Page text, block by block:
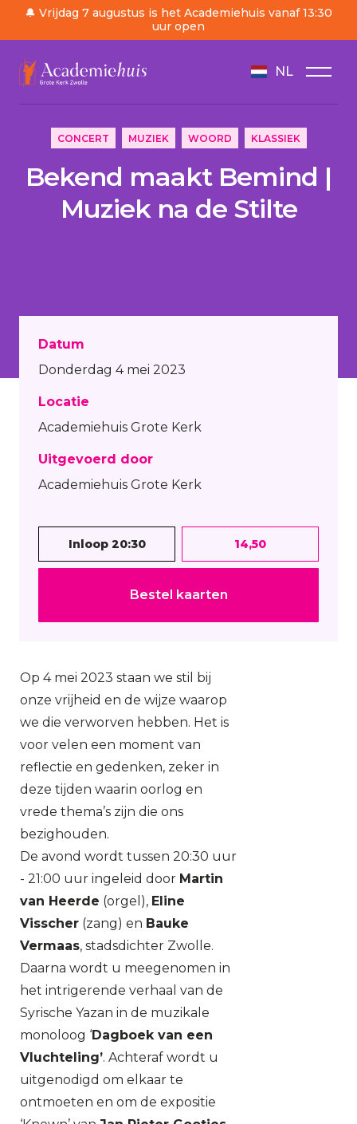
🔔 Vrijdag 7 augustus is het Academiehuis vanaf 13:30
uur open
NL
/
Agenda
CONCERT MUZIEK WOORD KLASSIEK
Bekend maakt Bemind |
Muziek na de Stilte
Datum
Donderdag 4 mei 2023
Locatie
Academiehuis Grote Kerk
Uitgevoerd door
Academiehuis Grote Kerk
Inloop 20:30 14,50
Bestel kaarten
Op 4 mei 2023 staan we stil bij
onze vrijheid en de wijze waarop
we die verworven hebben. Het is
voor velen een moment van
reflectie en gedenken, zeker in
deze tijden waarin oorlog en
vrede thema’s zijn die ons
bezighouden.
De avond wordt tussen 20:30 uur
- 21:00 uur ingeleid door Martin
van Heerde (orgel), Eline
Visscher (zang) en Bauke
Vermaas, stadsdichter Zwolle.
Daarna wordt u meegenomen in
het intrigerende verhaal van de
Syrische Yazan in de muzikale
monoloog ‘Dagboek van een
Vluchteling’. Achteraf wordt u
uitgenodigd om elkaar te
ontmoeten en om de expositie